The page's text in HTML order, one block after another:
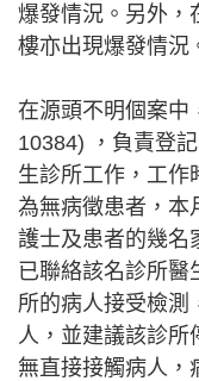
爆發情況。另外，
樓亦出現爆發情況
在源頭不明個案中
10384) ，負責登
生診所工作，工作
為無病徵患者，本
護士及患者的幾名
已聯絡該名診所醫
所的病人接受檢測
人，並建議該診所
無直接接觸病人，